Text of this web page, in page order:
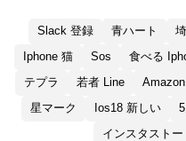
Slack 登録 青ハート
Iphone 猫
Sos 食べ
テプラ
若者 Line
星マーク
Ios18 新しい
インスタスト